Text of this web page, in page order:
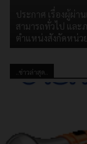
ประกาศ เรื่องผู้ผ่า
สามารถทั่วไป และ
ตำแหน่งสังกัดหน่ว
..ข่าวล่าสุด..